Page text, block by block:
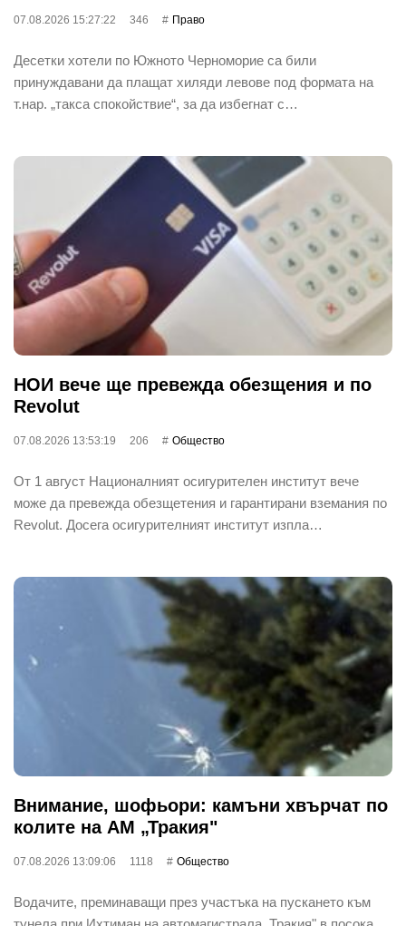
07.08.2026 15:27:22 346 Право
Десетки хотели по Южното Черноморие са били
принуждавани да плащат хиляди левове под формата на
т.нар. „такса спокойствие“, за да избегнат с…
НОИ вече ще превежда обезщения и по
Revolut
07.08.2026 13:53:19 206 Общество
От 1 август Националният осигурителен институт вече
може да превежда обезщетения и гарантирани вземания по
Revolut. Досега осигурителният институт изпла…
Внимание, шофьори: камъни хвърчат по
колите на АМ „Тракия"
07.08.2026 13:09:06 1118 Общество
Водачите, преминаващи през участъка на пускането към